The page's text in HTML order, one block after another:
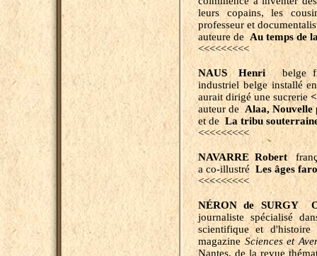
leurs copains, les
professeur et
auteure de Au temps de
<<<<<<<<<
NAUS Henribelge
industriel belge installé
aurait dirigé une sucrerie
auteur deAlaa, Nouvelle
et de La tribu
<<<<<<<<<
NAVARRE Robert
a co-illustré Lesâges
<<<<<<<<<
NÉRON de
journaliste spécialisé
scientifique et
magazine Sciences et
Nantes, de la revue